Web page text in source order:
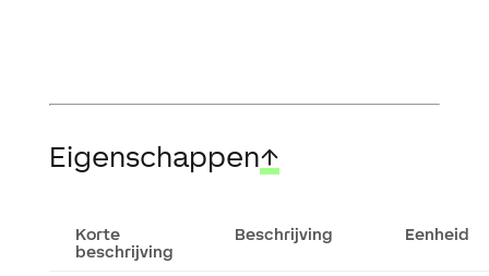
Eigenschappen↑
Korte
beschrijving
Beschrijving Eenheid